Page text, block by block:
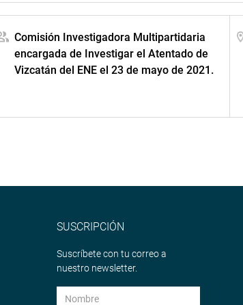
Comisión Investigadora Multipartidaria
encargada de Investigar el Atentado de
Vizcatán del ENE el 23 de mayo de 2021.
SUSCRIPCIÓN
Suscríbete con tu correo a
nuestro newsletter.